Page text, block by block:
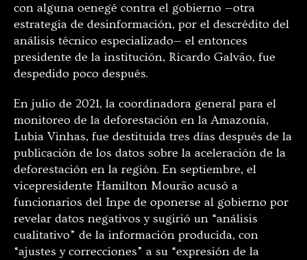
con alguna oenegé contra el gobierno —otra
estrategia de desinformación, por el descrédito del
análisis técnico especializado— el entonces
presidente de la institución, Ricardo Galvão, fue
despedido poco después.
En julio de 2021, la coordinadora general para el
monitoreo de la deforestación en la Amazonía,
Lubia Vinhas, fue destituida tres días después de la
publicación de los datos sobre la aceleración de la
deforestación en la región. En septiembre, el
vicepresidente Hamilton Mourão acusó a
funcionarios del Inpe de oponerse al gobierno por
revelar datos negativos y sugirió un “análisis
cualitativo” de la información producida, con
“ajustes y correcciones” a su “expresión de la